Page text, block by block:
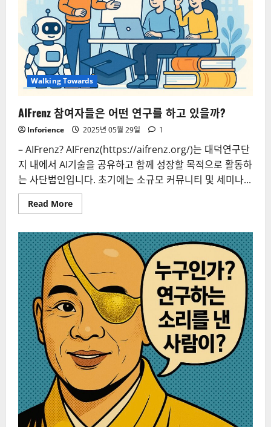
소
개
합
니
다.
(1)
Walking Towards
AIFrenz 참여자들은 어떤 연구를 하고 있을까?
Inforience 2025년 05월 29일 1
– AIFrenz? AIFrenz(https://aifrenz.org/)는 대덕연구단
지 내에서 AI기술을 공유하고 함께 성장할 목적으로 활동하
는 사단법인입니다. 초기에는 소규모 커뮤니티 및 세미나...
Read MoreRead
more
참
여
자
들
은
어
떤
연
구
를
하
고
있
까?